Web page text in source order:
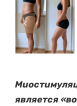
является